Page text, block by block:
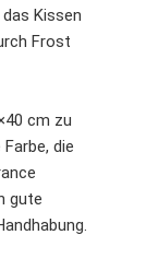
Kissen
Frost
cm zu
die
gute